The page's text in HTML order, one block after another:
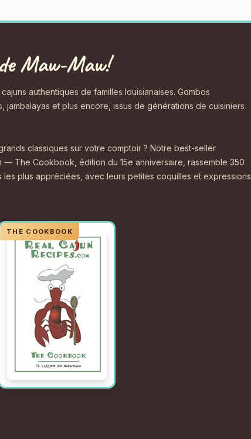
Maw-Maw!
authentiques de familles louisianaises. Gombos
jambalayas et plus encore, issus de générations de cuisiniers
classiques sur votre comptoir ? Notre best-seller
— The Cookbook, édition du 15e anniversaire, rassemble 350
les plus appréciées, avec leurs petites coquilles et expressions